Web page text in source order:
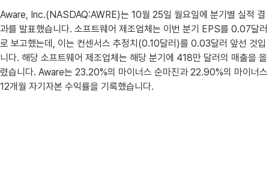
Aware, Inc.(NASDAQ:AWRE)는 10월 25일 월요일에 분기별 실적 결
과를 발표했습니다. 소프트웨어 제조업체는 이번 분기 EPS를 0.07달러
로 보고했는데, 이는 컨센서스 추정치(0.10달러)를 0.03달러 앞선 것입
니다. 해당 소프트웨어 제조업체는 해당 분기에 418만 달러의 매출을 올
렸습니다. Aware는 23.20%의 마이너스 순마진과 22.90%의 마이너스
12개월 자기자본 수익률을 기록했습니다.